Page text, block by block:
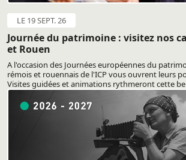
LE 19 SEPT. 26
Journée du patrimoine : visitez nos
et Rouen
A l'occasion des Journées européennes du
rémois et rouennais de l'ICP vous ouvrent leurs
Visites guidées et animations rythmeront cette